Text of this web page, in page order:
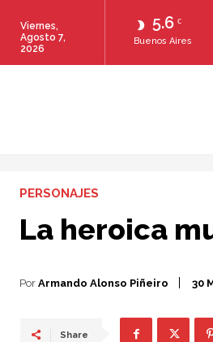
5.6 C
Buenos Aires
Viernes,
Agosto 7,
2026
PERSONAJES
La heroica
Por Armando Alonso Piñeiro 30
Share